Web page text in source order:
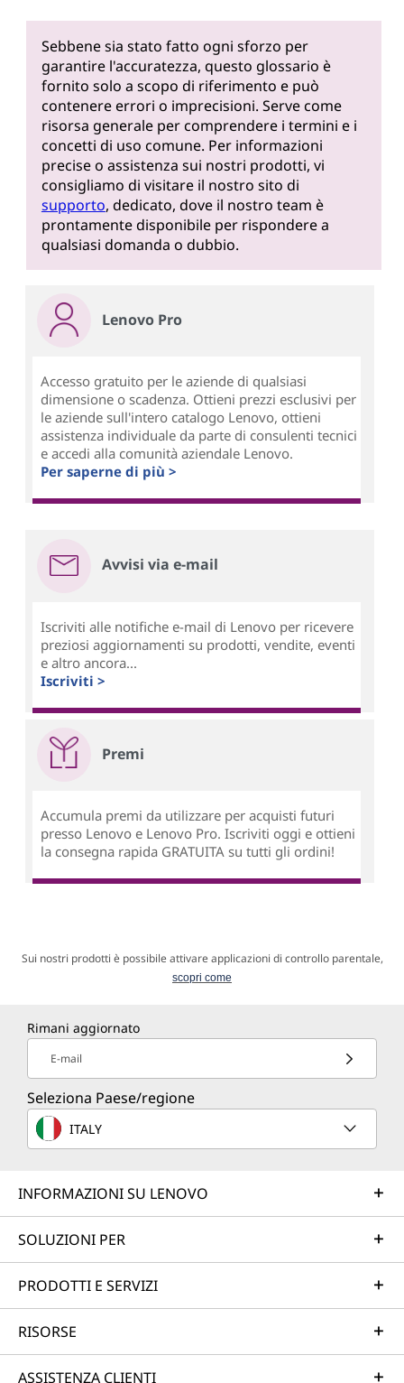
Sebbene sia stato fatto ogni sforzo per
garantire l'accuratezza, questo glossario è
fornito solo a scopo di riferimento e può
contenere errori o imprecisioni. Serve come
risorsa generale per comprendere i termini e i
concetti di uso comune. Per informazioni
precise o assistenza sui nostri prodotti, vi
consigliamo di visitare il nostro sito di
supporto, dedicato, dove il nostro team è
prontamente disponibile per rispondere a
qualsiasi domanda o dubbio.
Lenovo Pro
Accesso gratuito per le aziende di qualsiasi
dimensione o scadenza. Ottieni prezzi esclusivi per
le aziende sull'intero catalogo Lenovo, ottieni
assistenza individuale da parte di consulenti tecnici
e accedi alla comunità aziendale Lenovo.
Per saperne di più >
Avvisi via e-mail
Iscriviti alle notifiche e-mail di Lenovo per ricevere
preziosi aggiornamenti su prodotti, vendite, eventi
e altro ancora...
Iscriviti >
Premi
Accumula premi da utilizzare per acquisti futuri
presso Lenovo e Lenovo Pro. Iscriviti oggi e ottieni
la consegna rapida GRATUITA su tutti gli ordini!
Sui nostri prodotti è possibile attivare applicazioni di controllo parentale,
scopri come
Rimani aggiornato
E-mail
Seleziona Paese/regione
ITALY
INFORMAZIONI SU LENOVO
SOLUZIONI PER
PRODOTTI E SERVIZI
RISORSE
ASSISTENZA CLIENTI